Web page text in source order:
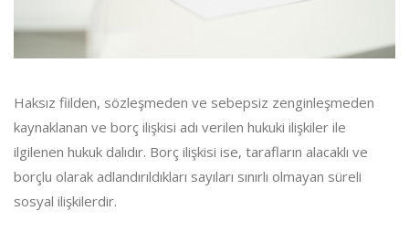
Haksız fiilden, sözleşmeden ve sebepsiz zenginleşmeden
kaynaklanan ve borç ilişkisi adı verilen hukuki ilişkiler ile
ilgilenen hukuk dalıdır. Borç ilişkisi ise, tarafların alacaklı ve
borçlu olarak adlandırıldıkları sayıları sınırlı olmayan süreli
sosyal ilişkilerdir.